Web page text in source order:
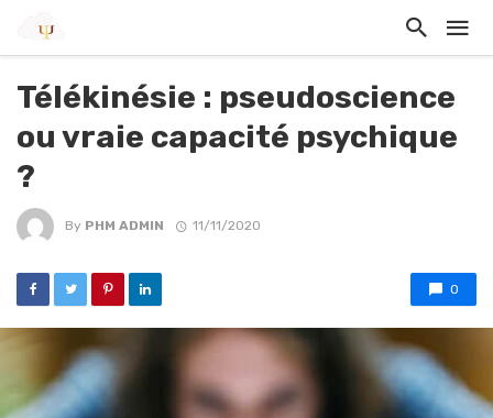
Télékinésie : pseudoscience
ou vraie capacité psychique
?
By PHM ADMIN 11/11/2020
0